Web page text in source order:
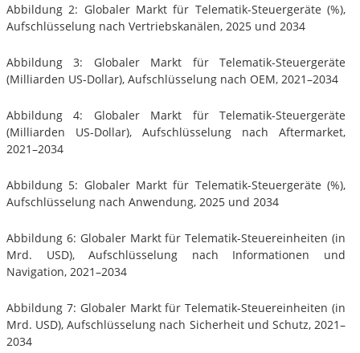
Abbildung 2: Globaler Markt für Telematik-Steuergeräte (%),
Aufschlüsselung nach Vertriebskanälen, 2025 und 2034
Abbildung 3: Globaler Markt für Telematik-Steuergeräte
(Milliarden US-Dollar), Aufschlüsselung nach OEM, 2021–2034
Abbildung 4: Globaler Markt für Telematik-Steuergeräte
(Milliarden US-Dollar), Aufschlüsselung nach Aftermarket,
2021–2034
Abbildung 5: Globaler Markt für Telematik-Steuergeräte (%),
Aufschlüsselung nach Anwendung, 2025 und 2034
Abbildung 6: Globaler Markt für Telematik-Steuereinheiten (in
Mrd. USD), Aufschlüsselung nach Informationen und
Navigation, 2021–2034
Abbildung 7: Globaler Markt für Telematik-Steuereinheiten (in
Mrd. USD), Aufschlüsselung nach Sicherheit und Schutz, 2021–
2034